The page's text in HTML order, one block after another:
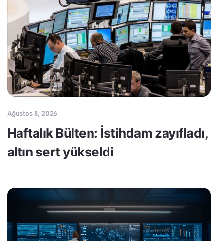
Ağustos 8, 2026
Haftalık Bülten: İstihdam zayıfladı,
altın sert yükseldi